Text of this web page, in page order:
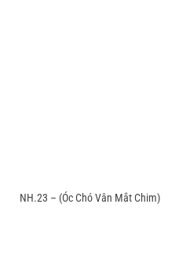
NH.23 – (Óc Chó Vân Mắt Chim)